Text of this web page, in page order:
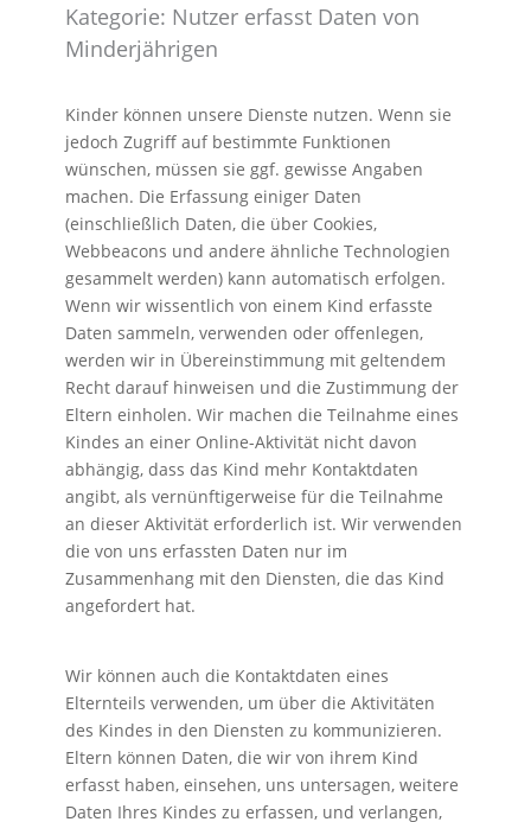
Kategorie: Nutzer erfasst Daten von
Minderjährigen
Kinder können unsere Dienste nutzen. Wenn sie
jedoch Zugriff auf bestimmte Funktionen
wünschen, müssen sie ggf. gewisse Angaben
machen. Die Erfassung einiger Daten
(einschließlich Daten, die über Cookies,
Webbeacons und andere ähnliche Technologien
gesammelt werden) kann automatisch erfolgen.
Wenn wir wissentlich von einem Kind erfasste
Daten sammeln, verwenden oder offenlegen,
werden wir in Übereinstimmung mit geltendem
Recht darauf hinweisen und die Zustimmung der
Eltern einholen. Wir machen die Teilnahme eines
Kindes an einer Online-Aktivität nicht davon
abhängig, dass das Kind mehr Kontaktdaten
angibt, als vernünftigerweise für die Teilnahme
an dieser Aktivität erforderlich ist. Wir verwenden
die von uns erfassten Daten nur im
Zusammenhang mit den Diensten, die das Kind
angefordert hat.
Wir können auch die Kontaktdaten eines
Elternteils verwenden, um über die Aktivitäten
des Kindes in den Diensten zu kommunizieren.
Eltern können Daten, die wir von ihrem Kind
erfasst haben, einsehen, uns untersagen, weitere
Daten Ihres Kindes zu erfassen, und verlangen,